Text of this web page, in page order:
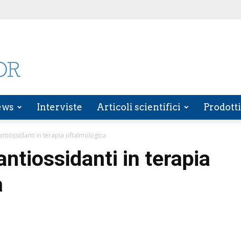
Interviste Articoli scientifici Prodotti
in terapia oftalmologica
in terapia